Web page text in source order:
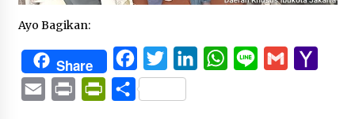
Ayo Bagikan:
Share FacebookTwitterLinkedInWhatsApp
Line Gmail
Email Print PrintFriendly
Share